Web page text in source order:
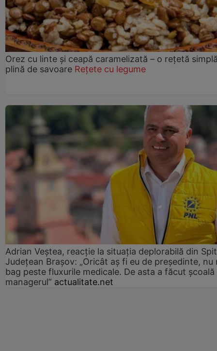
Orez cu linte și ceapă caramelizată – o rețetă
plină de savoare Rețete cu legume
Adrian Veștea, reacție la situația deplorabilă din
Județean Brașov: „Oricât aș fi eu de președinte, nu
bag peste fluxurile medicale. De asta a făcut școală
managerul” actualitate.net